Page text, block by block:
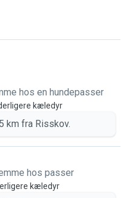
hos en hundepasser
kæledyr
km fra Risskov.
hos passer
kæledyr